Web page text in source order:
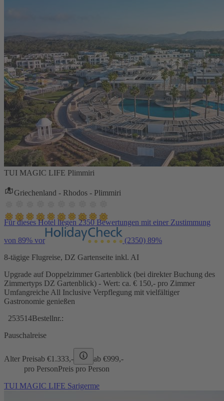
TUI MAGIC LIFE Plimmiri
Griechenland - Rhodos - Plimmiri
Für dieses Hotel liegen 2350 Bewertungen mit einer Zustimmung
von 89% vor (2350) 89%
8-tägige Flugreise, DZ Gartenseite inkl. AI
Upgrade auf Doppelzimmer Gartenblick (bei direkter Buchung des
Zimmertyps DZ Gartenblick) - Wert: ca. € 150,- pro Zimmer
Umfangreiche All Inclusive Verpflegung mit vielfältiger
Gastronomie genießen
253514Bestellnr.:
Pauschalreise
Alter Preisab €1.333,- ab €999,-
pro PersonPreis pro Person
TUI MAGIC LIFE Sarigerme